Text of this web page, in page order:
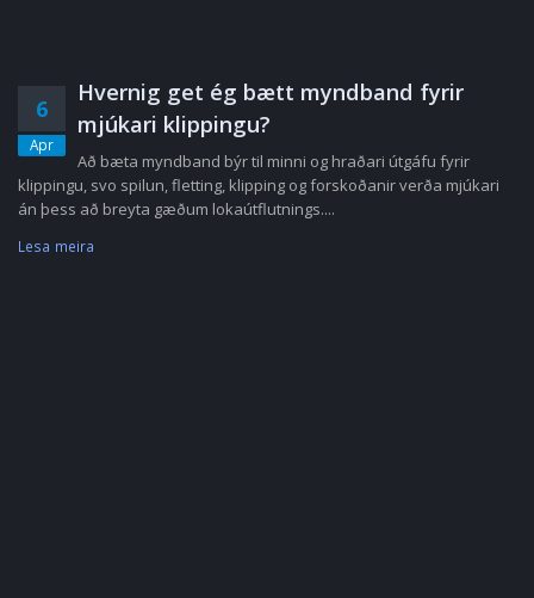
6
Apr
Hvernig get ég bætt myndband fyrir
mjúkari klippingu?
Að bæta myndband býr til minni og hraðari útgáfu fyrir
klippingu, svo spilun, fletting, klipping og forskoðanir verða mjúkari
án þess að breyta gæðum lokaútflutnings....
Lesa meira